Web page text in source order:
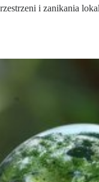
i zanikania